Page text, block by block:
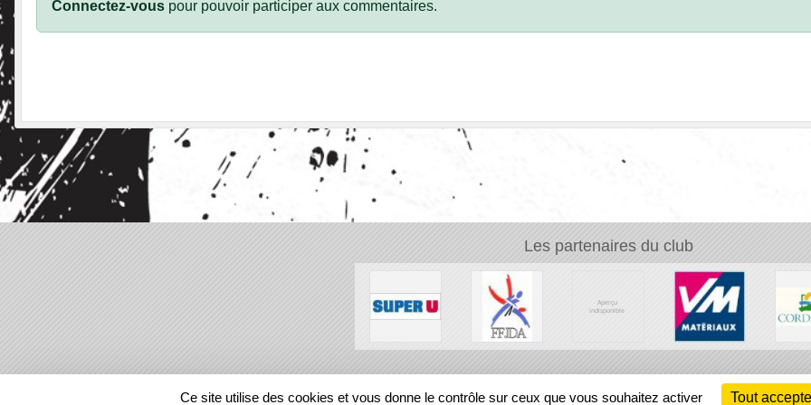
Connectez-vous pour pouvoir participer aux commentaires.
Les partenaires du club
REGIONS
Ce site utilise des cookies et vous donne le contrôle sur ceux que vous souhaitez activer Tout